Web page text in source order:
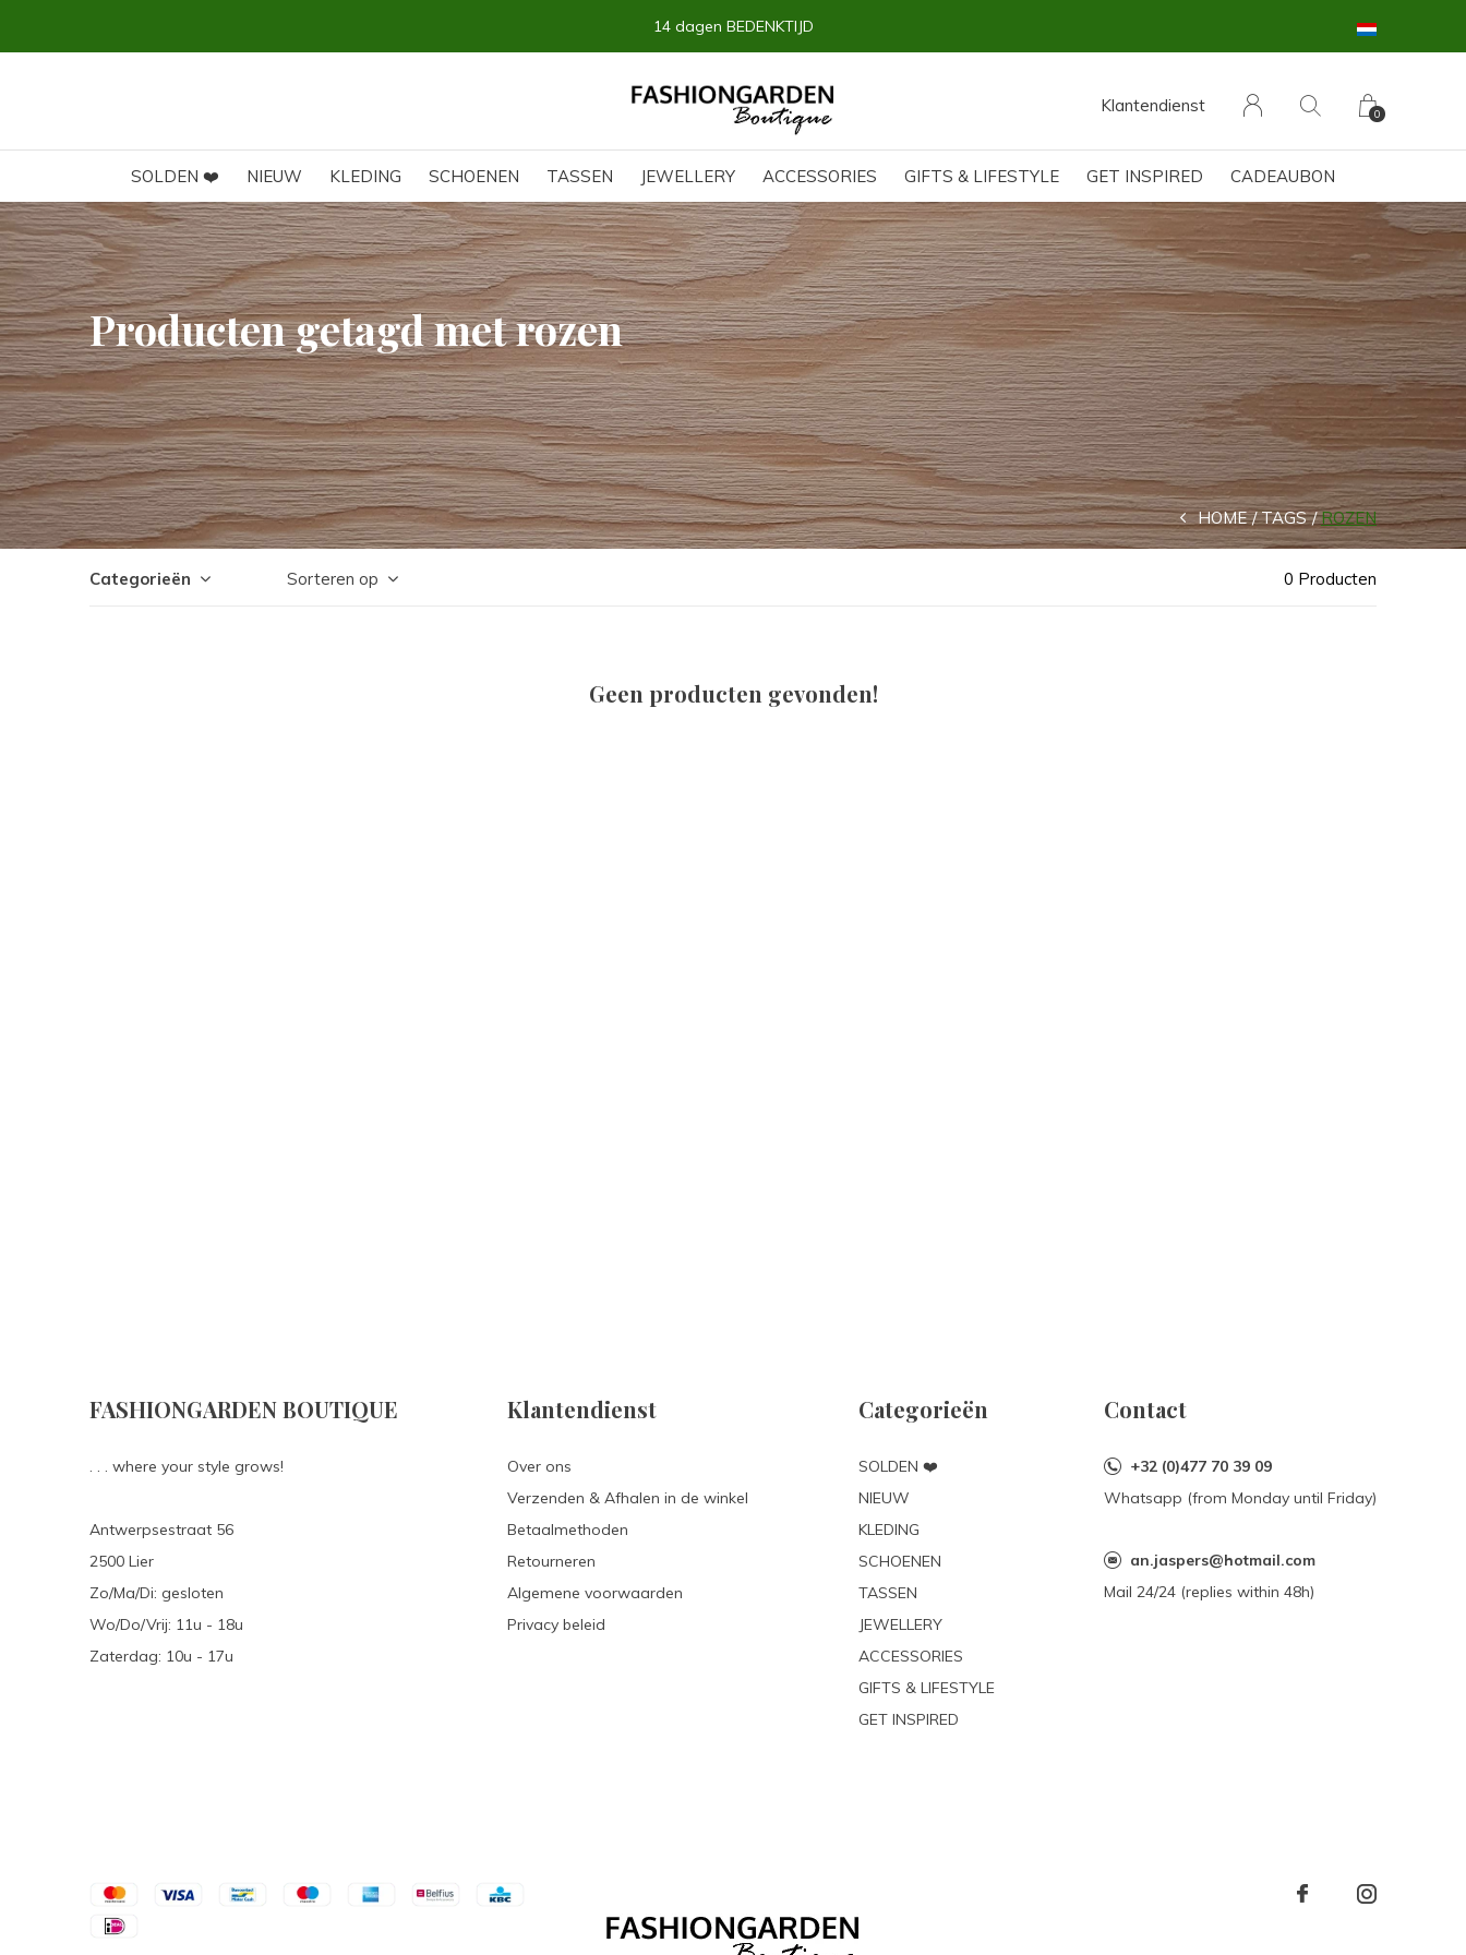
SOLDEN ❤️ NIEUW KLEDING SCHOENEN TASSEN JEWELLERY ACCESSORIES GIFTS & LIFESTYLE GET INSPIRED CADEAUBON
Klantendienst 0
14 dagen BEDENKTIJD
Producten getagd met rozen
HOME TAGS ROZEN
Categorieën Sorteren op 0 Producten
Geen producten gevonden!
FASHIONGARDEN BOUTIQUE
. . . where your style grows!
Antwerpsestraat 56
2500 Lier
Zo/Ma/Di: gesloten
Wo/Do/Vrij: 11u - 18u
Zaterdag: 10u - 17u
Klantendienst
Over ons
Verzenden & Afhalen in de winkel
Betaalmethoden
Retourneren
Algemene voorwaarden
Privacy beleid
Categorieën
SOLDEN ❤️
NIEUW
KLEDING
SCHOENEN
TASSEN
JEWELLERY
ACCESSORIES
GIFTS & LIFESTYLE
GET INSPIRED
Contact
+32 (0)477 70 39 09
Whatsapp (from Monday until Friday)
an.jaspers@hotmail.com
Mail 24/24 (replies within 48h)